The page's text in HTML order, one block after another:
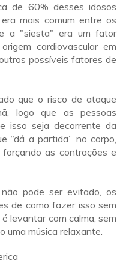
de 60% desses idosos
mais comum entre os
a "siesta" era um fator
cardiovascular em
possíveis fatores de
que o risco de ataque
logo que as pessoas
isso seja decorrente da
“dá a partida” no corpo,
as contrações e
pode ser evitado, os
de como fazer isso sem
levantar com calma, sem
uma música relaxante.